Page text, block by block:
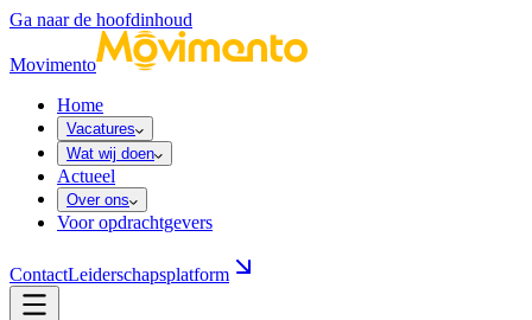
Ga naar de hoofdinhoud
Movimento
Home
Vacatures
Wat wij doen
Actueel
Over ons
Voor opdrachtgevers
ContactLeiderschapsplatform